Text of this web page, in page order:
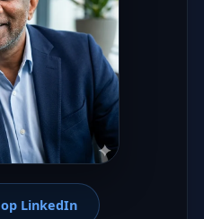
LinkedIn